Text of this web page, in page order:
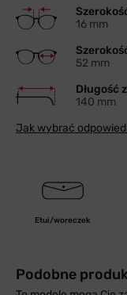
16 mm
52 mm
Długość
140 mm
Jak wybrać
Etui/woreczek
Podobne